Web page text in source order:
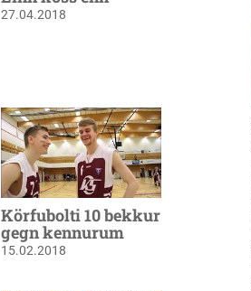
27.04.2018
Körfubolti 10 bekkur
gegn kennurum
15.02.2018